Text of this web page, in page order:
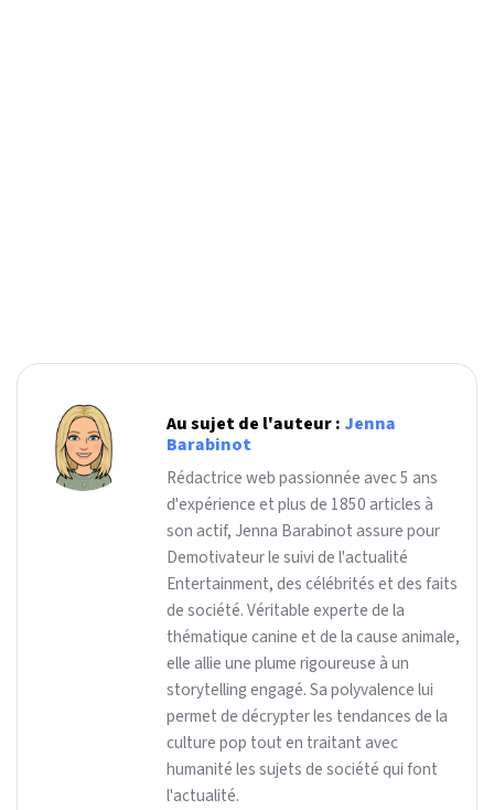
Au sujet de l'auteur : Jenna
Barabinot
Rédactrice web passionnée avec 5 ans
d'expérience et plus de 1850 articles à
son actif, Jenna Barabinot assure pour
Demotivateur le suivi de l'actualité
Entertainment, des célébrités et des faits
de société. Véritable experte de la
thématique canine et de la cause animale,
elle allie une plume rigoureuse à un
storytelling engagé. Sa polyvalence lui
permet de décrypter les tendances de la
culture pop tout en traitant avec
humanité les sujets de société qui font
l'actualité.